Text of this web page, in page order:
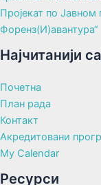
Пројекат по Јавном
Форенз(И)авантура“
Најчитанији
Почетна
План рада
Контакт
Акредитовани
My Calendar
Ресурси